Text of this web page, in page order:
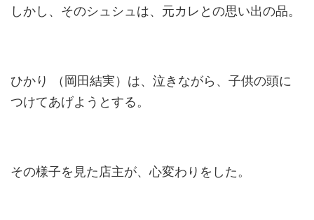
しかし、そのシュシュは、元カレとの思い出の品。
ひかり （岡田結実）は、泣きながら、子供の頭に
つけてあげようとする。
その様子を見た店主が、心変わりをした。